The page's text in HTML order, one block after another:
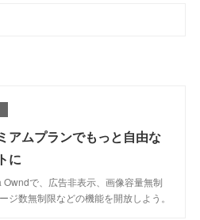
アムプランでもっと自由な
に
Owndで、広告非表示、画像容量無制
ジ数無制限などの機能を開放しよう。